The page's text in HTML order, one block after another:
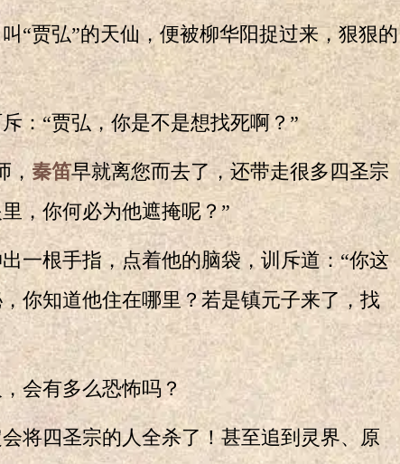
弘”的天仙，便被柳华阳捉过来，狠狠的
“贾弘，你是不是想找死啊？”
秦笛早就离您而去了，还带走很多四圣宗
，你何必为他遮掩呢？”
根手指，点着他的脑袋，训斥道：“你这
你知道他住在哪里？若是镇元子来了，找
有多么恐怖吗？
四圣宗的人全杀了！甚至追到灵界、原